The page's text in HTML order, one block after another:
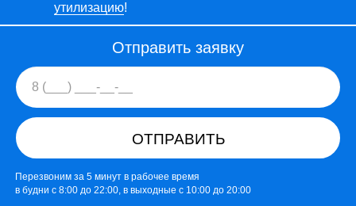
утилизацию!
Отправить заявку
ОТПРАВИТЬ
Перезвоним за 5 минут в рабочее время
в будни с 8:00 до 22:00, в выходные с 10:00 до 20:00